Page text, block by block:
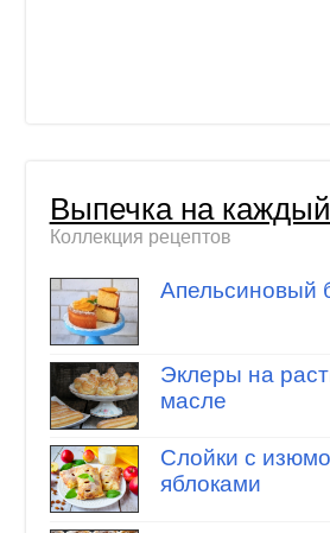
Выпечка на
Коллекция рецептов
Апельсиновый
Эклеры на
масле
Слойки с
яблоками